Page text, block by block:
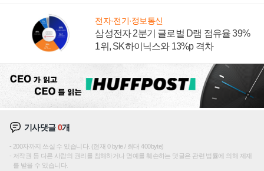
전자·전기·정보통신
삼성전자 2분기 글로벌 D램 점유율 39%
1위, SK하이닉스와 13%p 격차
기사댓글0개
200자까지 쓰실 수 있습니다. (현재 0 byte / 최대 400byte)
저작권 등 다른 사람의 권리를 침해하거나 명예를 훼손하는 댓글은 관련 법률에 의해 제재
를 받을 수 있습니다.